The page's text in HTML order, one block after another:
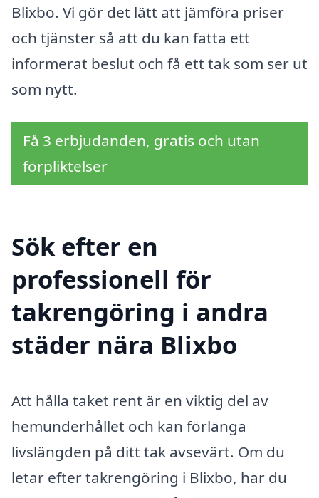
Blixbo. Vi gör det lätt att jämföra priser
och tjänster så att du kan fatta ett
informerat beslut och få ett tak som ser ut
som nytt.
Få 3 erbjudanden, gratis och utan
förpliktelser
Sök efter en
professionell för
takrengöring i andra
städer nära Blixbo
Att hålla taket rent är en viktig del av
hemunderhållet och kan förlänga
livslängden på ditt tak avsevärt. Om du
letar efter takrengöring i Blixbo, har du